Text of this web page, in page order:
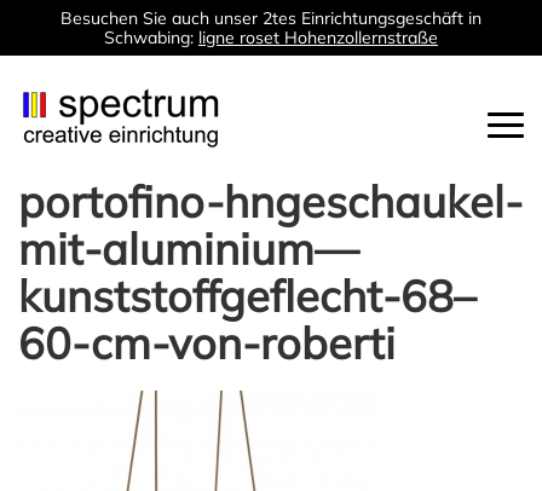
Besuchen Sie auch unser 2tes Einrichtungsgeschäft in
Schwabing: ligne roset Hohenzollernstraße
portofino-hngeschaukel-
mit-aluminium—
kunststoffgeflecht-68–
60-cm-von-roberti